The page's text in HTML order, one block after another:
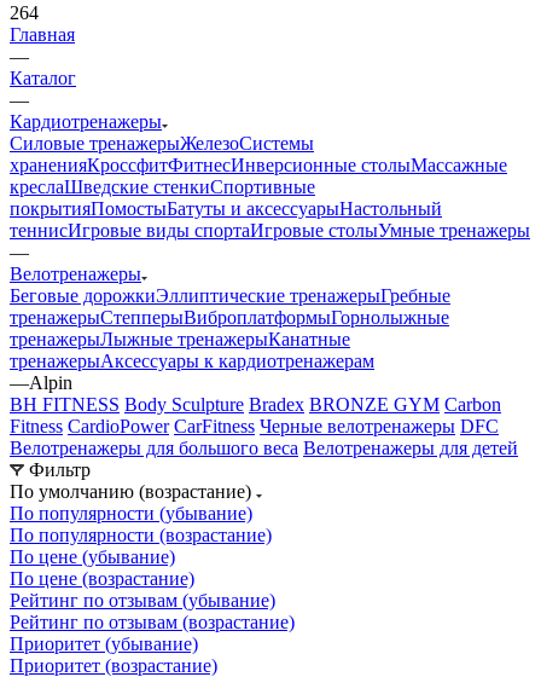
264
Главная
—
Каталог
—
Кардиотренажеры
Силовые тренажерыЖелезоСистемы
храненияКроссфитФитнесИнверсионные столыМассажные
креслаШведские стенкиСпортивные
покрытияПомостыБатуты и аксессуарыНастольный
теннисИгровые виды спортаИгровые столыУмные тренажеры
—
Велотренажеры
Беговые дорожкиЭллиптические тренажерыГребные
тренажерыСтепперыВиброплатформыГорнолыжные
тренажерыЛыжные тренажерыКанатные
тренажерыАксессуары к кардиотренажерам
—Alpin
BH FITNESS Body Sculpture Bradex BRONZE GYM Carbon
Fitness CardioPower CarFitness Черные велотренажеры DFC
Велотренажеры для большого веса Велотренажеры для детей
Фильтр
По умолчанию (возрастание)
По популярности (убывание)
По популярности (возрастание)
По цене (убывание)
По цене (возрастание)
Рейтинг по отзывам (убывание)
Рейтинг по отзывам (возрастание)
Приоритет (убывание)
Приоритет (возрастание)